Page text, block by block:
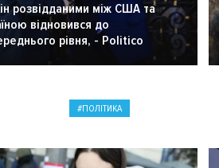
розвідданими між США та
відновився до
рівня, - Politico
ПОЛІТИКА